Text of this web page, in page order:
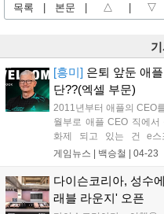
목록 본문 △ ▽
[흥미] 은퇴 앞둔 애
단??(엑셀 부문)
2011년부터 애플의 CEO
월부로 애플 CEO 직에서
화제 되고 있는 건 e스
Gaming)의 합류다. 오로
츠 프로게이머 선수가 입
미지에 따르면 팀 쿡은 마
게 된다고 언급하고 있다....
게임뉴스 | 백승철 04-23
다이슨코리아, 성수
래블 라운지' 오픈